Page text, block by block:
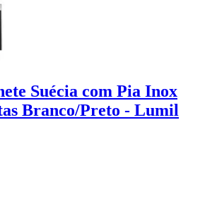
Suécia com Pia Inox
Branco/Preto - Lumil